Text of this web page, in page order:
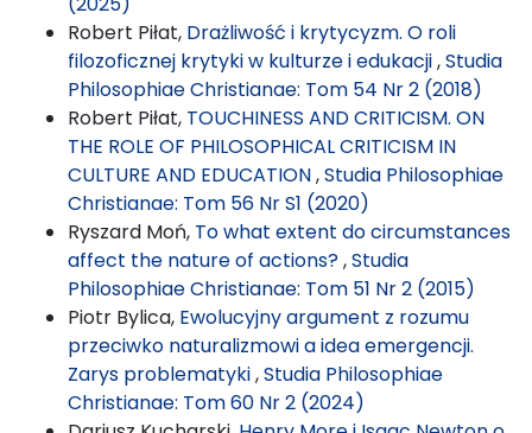
Robert Piłat, Drażliwość i krytycyzm. O roli
filozoficznej krytyki w kulturze i edukacji,Studia
Philosophiae Christianae: Tom 54 Nr 2 (2018)
Robert Piłat, TOUCHINESS AND CRITICISM. ON
THE ROLE OF PHILOSOPHICAL CRITICISM IN
CULTURE AND EDUCATION,Studia Philosophiae
Christianae: Tom 56 Nr S1 (2020)
Ryszard Moń, To what extent do circumstances
affect the nature of actions?,Studia
Philosophiae Christianae: Tom 51 Nr 2 (2015)
Piotr Bylica, Ewolucyjny argument z rozumu
przeciwko naturalizmowi a idea emergencji.
Zarys problematyki,Studia Philosophiae
Christianae: Tom 60 Nr 2 (2024)